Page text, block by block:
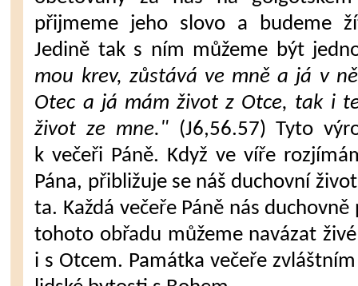
přijmeme jeho slovo a bude­me
Jedině tak s ním můžeme být
mou krev, zůstává ve mně a já v
Otec a já mám život z Otce, tak i
život ze mne." (J6,56.57) Ty­to
k večeři Páně. Když ve víře
Pána, přibližuje se náš du­chovní
ta. Každá večeře Páně nás
tohoto obřa­du můžeme navázat
i s Otcem. Památka večeře